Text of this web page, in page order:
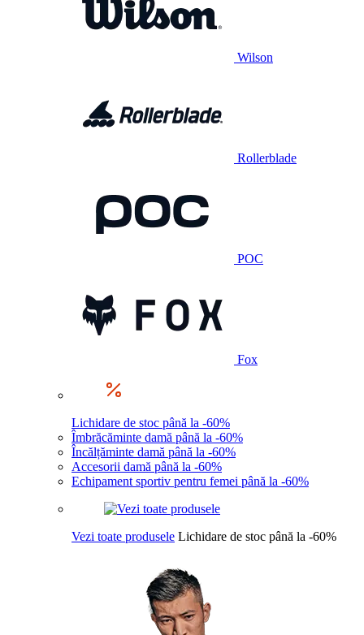
Wilson
Rollerblade
POC
Fox
Lichidare de stoc până la -60%
Îmbrăcăminte damă până la -60%
Încălțăminte damă până la -60%
Accesorii damă până la -60%
Echipament sportiv pentru femei până la -60%
Vezi toate produsele Lichidare de stoc până la -60%